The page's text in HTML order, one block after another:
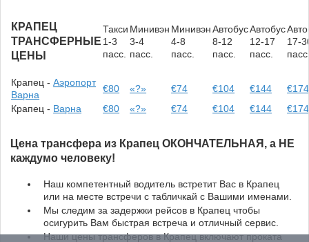
КРАПЕЦ
ТРАНСФЕРНЫЕ
ЦЕНЫ
Такси
1-3
пасс.
Минивэн
3-4
пасс.
Минивэн
4-8
пасс.
Автобус
8-12
пасс.
Автобус
12-17
пасс.
17-
Крапец -Аэропорт
Варна
€80 «?» €74 €104 €144
€174
Крапец - Варна €80 «?» €74 €104 €144 €174
Ценa трансферa из Крапец ОКОНЧАТЕЛЬНАЯ, а НЕ
каждумо человеку!
Наш компетентный водитель встретит Вас в Крапец
или на месте встречи с табличкай с Вашими именами.
Мы следим за задержки рейсов в Крапец чтобы
осигурить Вам быстрая встреча и отличный сервис.
Наши цены трансферов в Крапец включают проката